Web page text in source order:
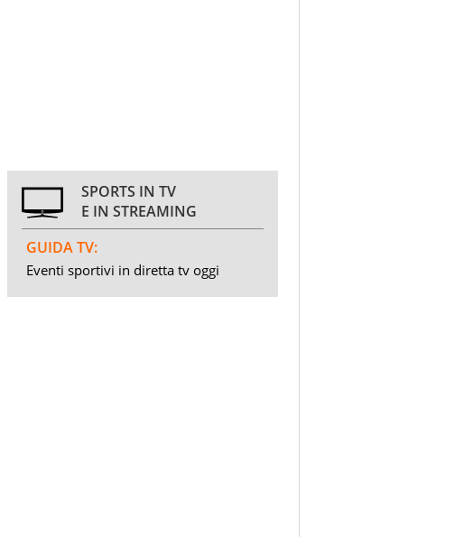
SPORTS IN TV
E IN STREAMING
GUIDA TV:
Eventi sportivi in diretta tv oggi